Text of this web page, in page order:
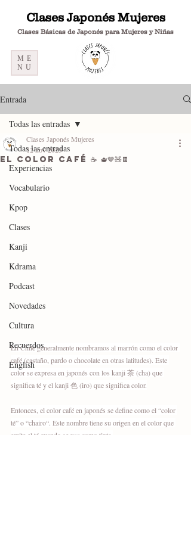
Clases Básicas de Japonés para Mujeres y Niñas
Clases Japonés Mujeres
ME
NU
Entrada
Todas las entradas
Experiencias
Vocabulario
Kpop
Clases
Kanji
Kdrama
Podcast
Novedades
Cultura
Recuerdos
English
Todas las entradas
El color café ☕ 🫖🤎🧸🍫
Clases Japonés Mujeres
12 nov 2023
En Chile generalmente nombramos al marrón como el color
café (castaño, pardo o chocolate en otras latitudes). Este
color se expresa en japonés con los kanji 茶 (cha) que
significa té y el kanji 色 (iro) que significa color.
Entonces, el color café en japonés se define como el “color
té” o “chairo“. Este nombre tiene su origen en el color que
emite el té cuando se usa como tinte.